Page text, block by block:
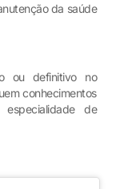
da saúde
ou definitivo no
conhecimentos
de